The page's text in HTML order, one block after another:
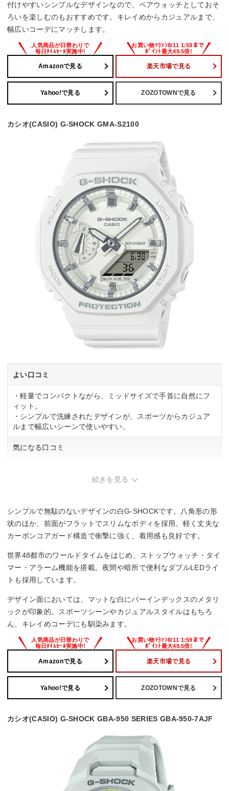
付けやすいシンプルなデザインなので、ペアウォッチとしておそ
ろいを楽しむのもおすすめです。キレイめからカジュアルまで、
幅広いコーデにマッチします。
Amazonで見る 楽天市場で見る
Yahoo!で見る ZOZOTOWNで見る
カシオ(CASIO) G-SHOCK GMA-S2100
よい口コミ
・軽量でコンパクトながら、ミッドサイズで手首に自然にフ
ィット。
・シンプルで洗練されたデザインが、スポーツからカジュア
ルまで幅広いシーンで使いやすい。
気になる口コミ
続きを見る
シンプルで無駄のないデザインの白G-SHOCKです。八角形の形
状のほか、前面がフラットでスリムなボディを採用。軽く丈夫な
カーボンコアガード構造で衝撃に強く、着用感も良好です。
世界48都市のワールドタイムをはじめ、ストップウォッチ・タイ
マー・アラーム機能を搭載。夜間や暗所で便利なダブルLEDライ
トも採用しています。
デザイン面においては、マットな白にバーインデックスのメタリ
ックが印象的。スポーツシーンやカジュアルスタイルはもちろ
ん、キレイめコーデにも馴染みます。
Amazonで見る 楽天市場で見る
Yahoo!で見る ZOZOTOWNで見る
カシオ(CASIO) G-SHOCK GBA-950 SERIES GBA-950-7AJF